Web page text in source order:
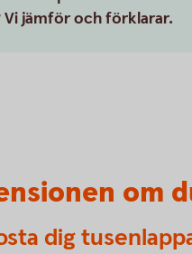
jämför och förklarar.
om
dig